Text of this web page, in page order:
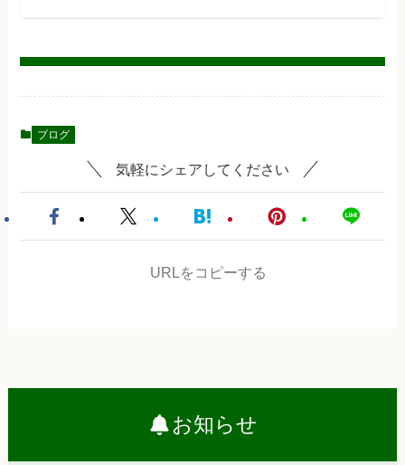
ブログ
気軽にシェアしてください
URLをコピーする
お知らせ